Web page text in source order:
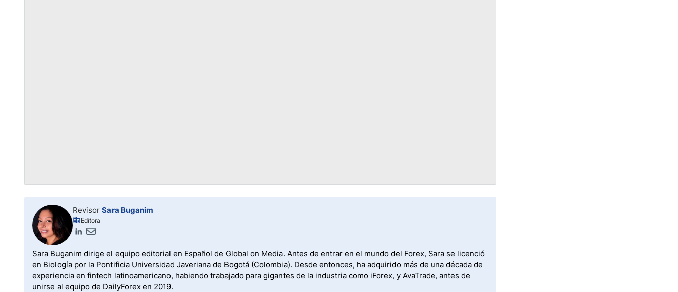
Revisor Sara Buganim
Editora
Sara Buganim dirige el equipo editorial en Español de Global on Media. Antes de entrar en el mundo del Forex, Sara se licenció
en Biología por la Pontificia Universidad Javeriana de Bogotá (Colombia). Desde entonces, ha adquirido más de una década de
experiencia en fintech latinoamericano, habiendo trabajado para gigantes de la industria como iForex, y AvaTrade, antes de
unirse al equipo de DailyForex en 2019.